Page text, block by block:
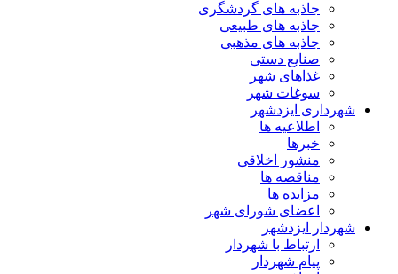
جاذبه های گردشگری
جاذبه های طبیعی
جاذبه های مذهبی
صنایع دستی
غذاهای شهر
سوغات شهر
شهرداری ایزدشهر
اطلاعیه ها
خبرها
منشور اخلاقی
مناقصه ها
مزایده ها
اعضای شورای شهر
شهردار ایزدشهر
ارتباط با شهردار
پیام شهردار